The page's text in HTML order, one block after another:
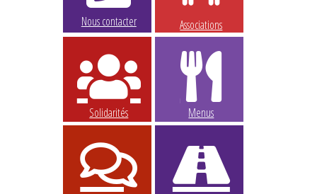
Nous contacter Associations
Solidarités Menus